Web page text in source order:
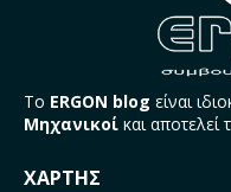
Το ERGON blog είναι
Μηχανικοί και αποτελεί
ΧΑΡΤΗΣ